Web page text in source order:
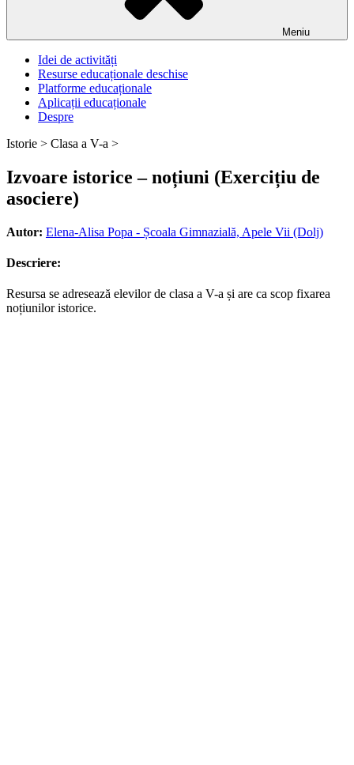
Meniu
Idei de activități
Resurse educaționale deschise
Platforme educaționale
Aplicații educaționale
Despre
Istorie > Clasa a V-a >
Izvoare istorice – noțiuni (Exercițiu de
asociere)
Autor: Elena-Alisa Popa - Școala Gimnazială, Apele Vii (Dolj)
Descriere:
Resursa se adresează elevilor de clasa a V-a și are ca scop fixarea
noțiunilor istorice.